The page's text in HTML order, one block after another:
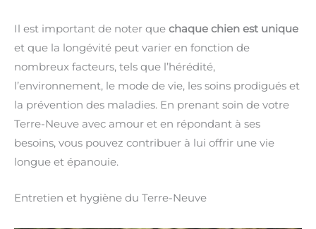
Il est important de noter que chaque chien est unique
et que la longévité peut varier en fonction de
nombreux facteurs, tels que l’hérédité,
l’environnement, le mode de vie, les soins prodigués et
la prévention des maladies. En prenant soin de votre
Terre-Neuve avec amour et en répondant à ses
besoins, vous pouvez contribuer à lui offrir une vie
longue et épanouie.
Entretien et hygiène du Terre-Neuve